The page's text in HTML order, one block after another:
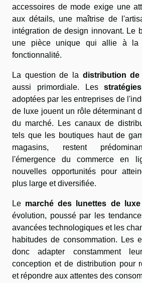
accessoires de mode exige une
aux détails, une maîtrise de
intégration de design innovant. Le
une pièce unique qui allie à la
fonctionnalité.
La question de la distribution
aussi primordiale. Les
adoptées par les entreprises de
de luxe jouent un rôle déterminant
du marché. Les canaux de
tels que les boutiques haut de
magasins, restent
l'émergence du commerce en
nouvelles opportunités pour
plus large et diversifiée.
Le marché des lunettes de luxe
évolution, poussé par les
avancées technologiques et les
habitudes de consommation. Les
donc adapter constamment
conception et de distribution pour
et répondre aux attentes des